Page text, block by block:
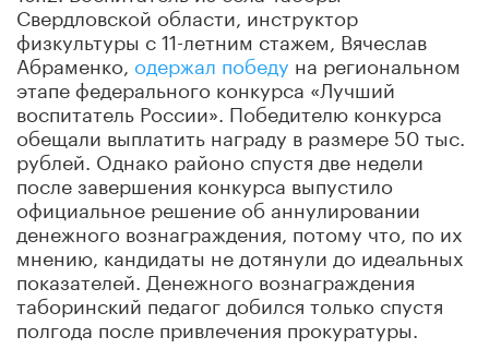
Свердловской области, инструктор
физкультуры с 11-летним стажем, Вячеслав
Абраменко, одержал победу на региональном
этапе федерального конкурса «Лучший
воспитатель России». Победителю конкурса
обещали выплатить награду в размере 50 тыс.
рублей. Однако районо спустя две недели
после завершения конкурса выпустило
официальное решение об аннулировании
денежного вознаграждения, потому что, по их
мнению, кандидаты не дотянули до идеальных
показателей. Денежного вознаграждения
таборинский педагог добился только спустя
полгода после привлечения прокуратуры.